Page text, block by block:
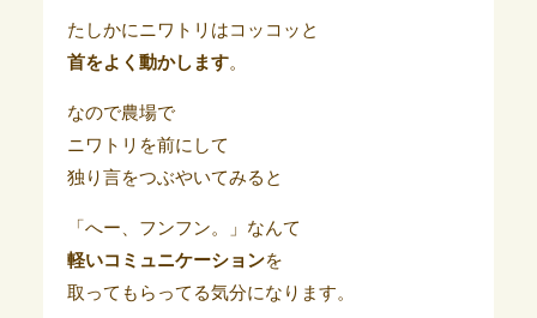
たしかにニワトリはコッコッと
首をよく動かします。
なので農場で
ニワトリを前にして
独り言をつぶやいてみると
「へー、フンフン。」なんて
軽いコミュニケーションを
取ってもらってる気分になります。